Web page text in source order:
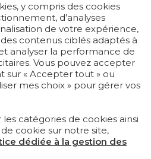
?
Lexique
y compris des cookies
d’analyses
de votre expérience,
contenus ciblés adaptés à
analyser la performance de
Vous pouvez accepter
sur « Accepter tout » ou
mes choix » pour gérer vos
catégories de cookies ainsi
cookie sur notre site,
dédiée à la gestion des